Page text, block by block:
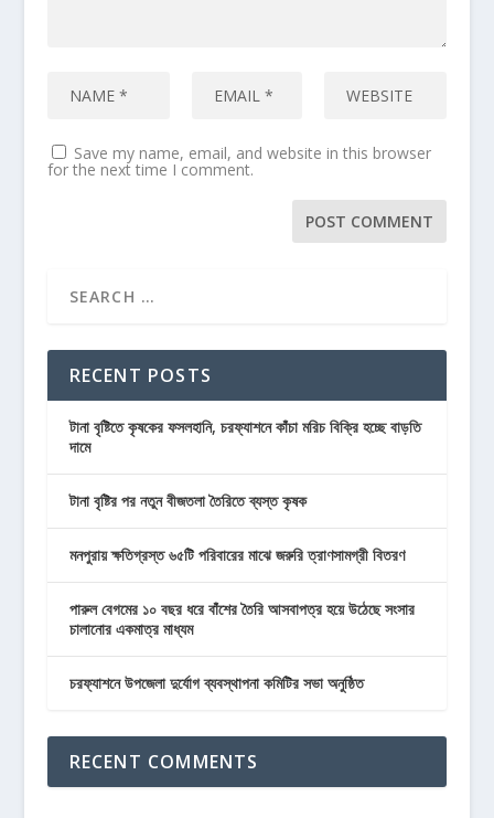
Save my name, email, and website in this browser
for the next time I comment.
RECENT POSTS
টানা বৃষ্টিতে কৃষকের ফসলহানি, চরফ্যাশনে কাঁচা মরিচ বিক্রি হচ্ছে বাড়তি
দামে
টানা বৃষ্টির পর নতুন বীজতলা তৈরিতে ব্যস্ত কৃষক
মনপুরায় ক্ষতিগ্রস্ত ৬৫টি পরিবারের মাঝে জরুরি ত্রাণসামগ্রী বিতরণ
পারুল বেগমের ১০ বছর ধরে বাঁশের তৈরি আসবাপত্র হয়ে উঠেছে সংসার
চালানোর একমাত্র মাধ্যম
চরফ্যাশনে উপজেলা দুর্যোগ ব্যবস্থাপনা কমিটির সভা অনুষ্ঠিত
RECENT COMMENTS